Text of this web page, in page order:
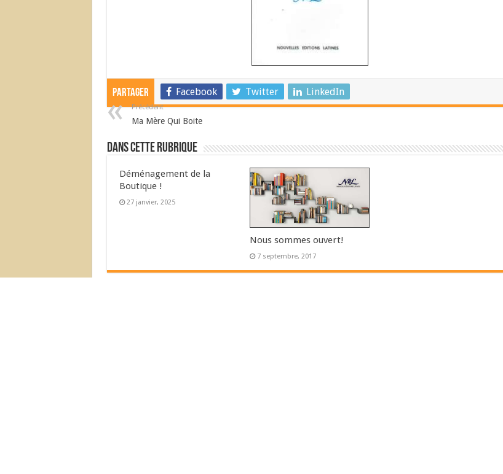
Partager Facebook Twitter LinkedIn
Précédent
Ma Mère Qui Boite
Dans cette Rubrique
Déménagement de la
Boutique !
27 janvier, 2025
Nous sommes ouvert!
7 septembre, 2017